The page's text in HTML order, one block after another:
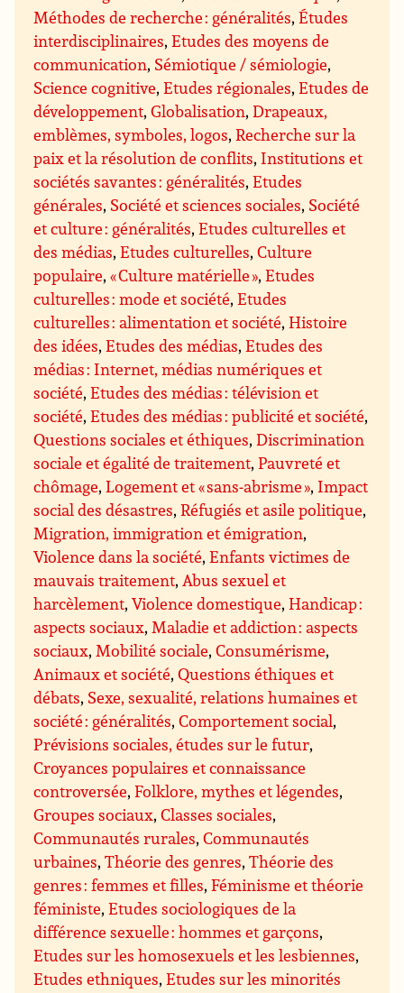
Méthodes de recherche : généralités,Études
interdisciplinaires,Etudes des moyens de
communication, Sémiotique / sémiologie,
Science cognitive,Etudes régionales,Etudes de
développement,Globalisation,Drapeaux,
emblèmes, symboles, logos,Recherche sur la
paix et la résolution de conflits, Institutions et
sociétés savantes : généralités,Etudes
générales, Société et sciences sociales, Société
et culture : généralités,Etudes culturelles et
des médias,Etudes culturelles,Culture
populaire,« Culture matérielle »,Etudes
culturelles : mode et société,Etudes
culturelles : alimentation et société,Histoire
des idées,Etudes des médias,Etudes des
médias : Internet, médias numériques et
société,Etudes des médias : télévision et
société,Etudes des médias : publicité et société,
Questions sociales et éthiques,Discrimination
sociale et égalité de traitement,Pauvreté et
chômage,Logement et « sans-abrisme », Impact
social des désastres,Réfugiés et asile politique,
Migration, immigration et émigration,
Violence dans la société,Enfants victimes de
mauvais traitement,Abus sexuel et
harcèlement,Violence domestique,Handicap :
aspects sociaux,Maladie et addiction : aspects
sociaux,Mobilité sociale,Consumérisme,
Animaux et société,Questions éthiques et
débats, Sexe, sexualité, relations humaines et
société : généralités,Comportement social,
Prévisions sociales, études sur le futur,
Croyances populaires et connaissance
controversée,Folklore, mythes et légendes,
Groupes sociaux,Classes sociales,
Communautés rurales,Communautés
urbaines,Théorie des genres,Théorie des
genres : femmes et filles,Féminisme et théorie
féministe,Etudes sociologiques de la
différence sexuelle : hommes et garçons,
Etudes sur les homosexuels et les lesbiennes,
Etudes ethniques,Etudes sur les minorités